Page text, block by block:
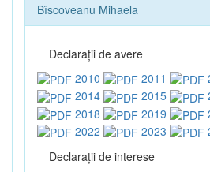
Bîscoveanu Mihaela
Declaraţii de avere
2010
2011
2014
2015
2018
2019
2022
2023
Declaraţii de interese